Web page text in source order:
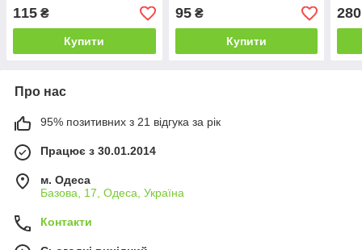
115 ₴
Купити
95₴
Купити
280
Про нас
95% позитивних з 21 відгука за рік
Працює з 30.01.2014
м. Одеса
Базова, 17, Одеса, Україна
Контакти